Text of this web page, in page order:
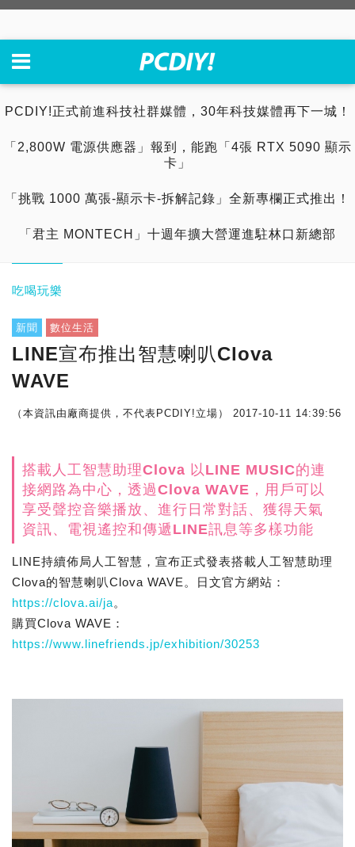
PCDIY!正式前進科技社群媒體，30年科技媒體再下一城！
「2,800W 電源供應器」報到，能跑「4張 RTX 5090 顯示
卡」
「挑戰 1000 萬張-顯示卡-拆解記錄」全新專欄正式推出！
「君主 MONTECH」十週年擴大營運進駐林口新總部
吃喝玩樂
新聞 數位生活
LINE宣布推出智慧喇叭Clova
WAVE
（本資訊由廠商提供，不代表PCDIY!立場） 2017-10-11 14:39:56
搭載人工智慧助理Clova 以LINE MUSIC的連
接網路為中心，透過Clova WAVE，用戶可以
享受聲控音樂播放、進行日常對話、獲得天氣
資訊、電視遙控和傳遞LINE訊息等多樣功能
LINE持續佈局人工智慧，宣布正式發表搭載人工智慧助理
Clova的智慧喇叭Clova WAVE。日文官方網站：
https://clova.ai/ja。
購買Clova WAVE：
https://www.linefriends.jp/exhibition/30253